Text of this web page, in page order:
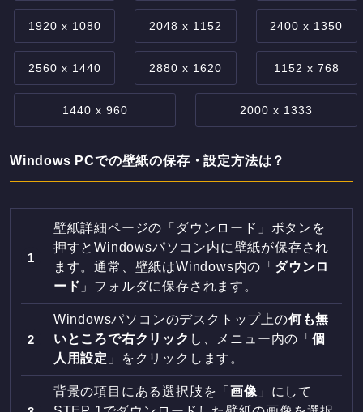
1920 x 1080 2048 x 1152 2400 x 1350
2560 x 1440 2880 x 1620 1152 x 768
1440 x 960 2000 x 1333
Windows PCでの壁紙の保存・設定方法は？
壁紙詳細ページの「ダウンロード」ボタンを
押すとWindowsパソコン内に壁紙が保存され
ます。通常、壁紙はWindows内の「 ダウンロ
ード 」フォルダに保存されます。
Windowsパソコンのデスクトップ上の何も無
いところで右クリック し、メニュー内の「 個
人用設定 」をクリックします。
背景の項目にある選択肢を「画像 」にして